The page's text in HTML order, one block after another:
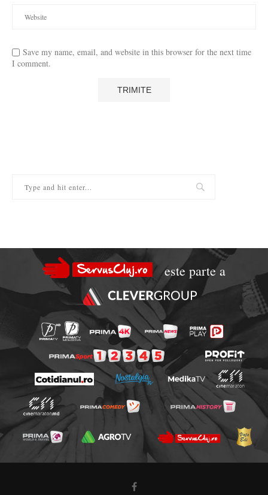
Save my name, email, and website in this browser for the next time
I comment.
este parte a